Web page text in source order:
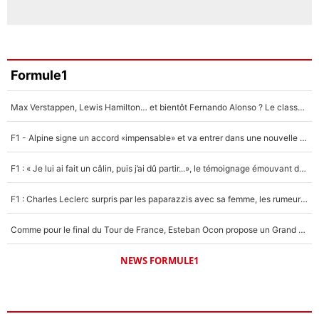
Formule1
Max Verstappen, Lewis Hamilton… et bientôt Fernando Alonso ? Le classement des pilotes les mieux payés en Formule 1 risque de changer !
F1 - Alpine signe un accord «impensable» et va entrer dans une nouvelle dimension : Grande nouvelle pour Pierre Gasly !
F1 : « Je lui ai fait un câlin, puis j’ai dû partir...», le témoignage émouvant de Max Verstappen sur sa fille
F1 : Charles Leclerc surpris par les paparazzis avec sa femme, les rumeurs étaient vraies !
Comme pour le final du Tour de France, Esteban Ocon propose un Grand Prix de Formule 1 à Paris : «Autour de l’Arc de Triomphe, ce serait génial» !
NEWS FORMULE1